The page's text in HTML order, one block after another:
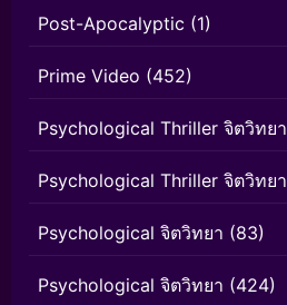
Post-Apocalyptic (1)
Prime Video (452)
Psychological Thriller จิตวิทยา
Psychological Thriller จิตวิทยา
Psychological จิตวิทยา (83)
Psychological จิตวิทยา (424)